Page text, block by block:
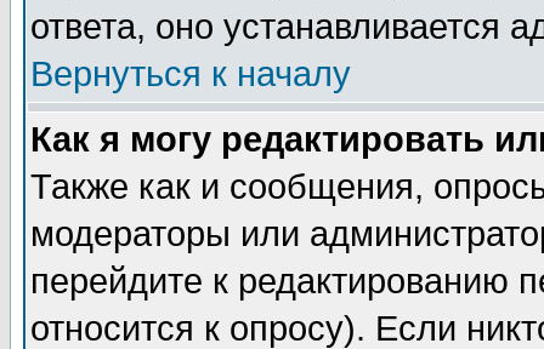
ответа, оно устанавливается
Вернуться к началу
Как я могу редактировать
Также как и сообщения,
модераторы или
перейдите к редактированию
относится к опросу). Если